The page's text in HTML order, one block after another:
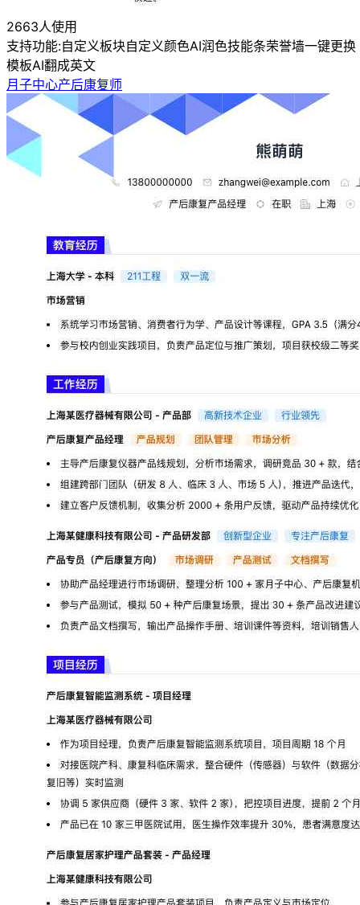
2663人使用
支持功能:自定义板块自定义颜色AI润色技能条荣誉墙一键更换
模板AI翻成英文
月子中心产后康复师